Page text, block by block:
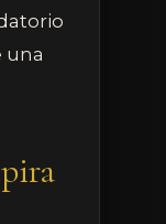
una